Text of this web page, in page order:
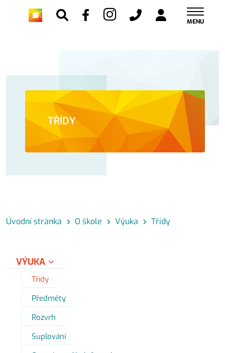
MENU
TŘÍDY
Úvodní stránka O škole Výuka Třídy
VÝUKA
Třídy
Předměty
Rozvrh
Suplování